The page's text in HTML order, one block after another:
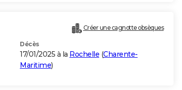
Créer une cagnotte obsèques
Décès
17/01/2025 à la Rochelle (Charente-
Maritime)